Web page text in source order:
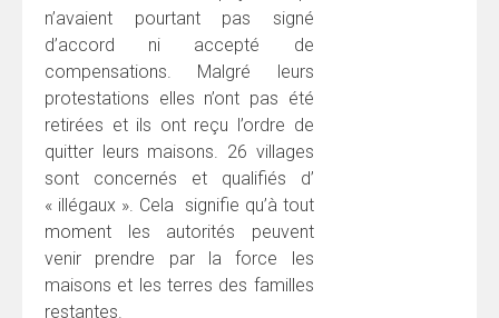
n’avaient pourtant pas signé
d’accord ni accepté de
compensations. Malgré leurs
protestations elles n’ont pas été
retirées et ils ont reçu l’ordre de
quitter leurs maisons. 26 villages
sont concernés et qualifiés d’
« illégaux ». Cela signifie qu’à tout
moment les autorités peuvent
venir prendre par la force les
maisons et les terres des familles
restantes.